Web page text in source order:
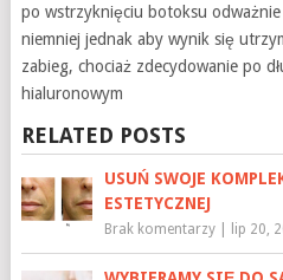
po wstrzyknięciu botoksu odważnie
niemniej jednak aby wynik się
zabieg, chociaż zdecydowanie po
hialuronowym
RELATED POSTS
USUŃ SWOJE
ESTETYCZNEJ
Brak komentarzy| lip 20,